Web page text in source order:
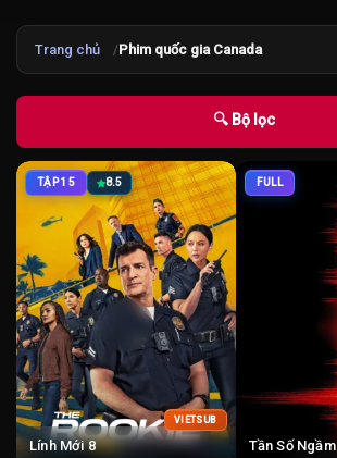
Trang chủ Phim quốc gia Canada
🔍 Bộ lọc
TẬP 15 8.5
VIETSUB
Lính Mới 8
FULL
Tần Số Ngầm